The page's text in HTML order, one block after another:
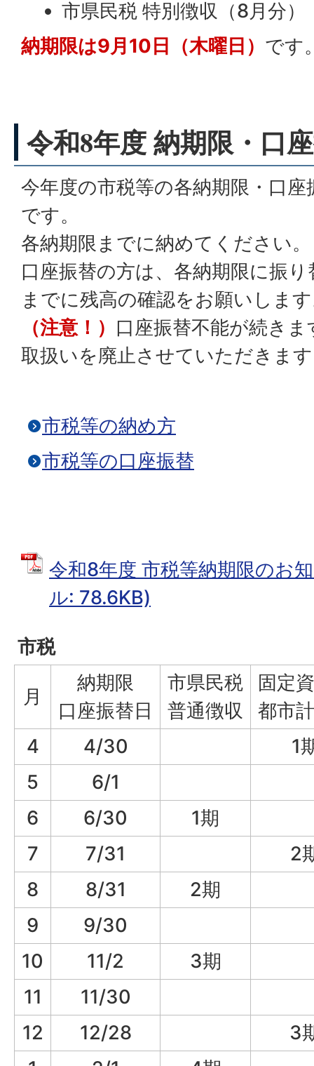
市県民税 特別徴収（8月分）
納期限は9月10日（木曜日） です
令和8年度 納期限・口
今年度の市税等の各納期限・口
です。
各納期限までに納めてください。
口座振替の方は、各納期限に振
までに残高の確認をお願いしま
（注意！） 口座振替不能が続き
取扱いを廃止させていただきま
市税等の納め方
市税等の口座振替
令和8年度 市税等納期限のお
ル: 78.6KB)
市税
月
納期限
口座振替日
市県民税
普通徴収
固定
都市
4
4/30
1
5
6/1
6
6/30
1期
7
7/31
2
8
8/31
2期
9
9/30
10
11/2
3期
11
11/30
12
12/28
3